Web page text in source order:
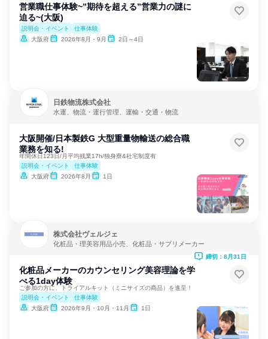
営業職仕事体験~”期待を超える”営業力の謎に
迫る~(大阪)
説明会・イベント
仕事体験
大阪府
2026年8月・9月 2日～4日
日鉄物流株式会社
水運、物流・運行管理、運輸・交通・物流
大阪開催/日本製鉄G 大型重量物輸送の総合職
業務を知る!
年間休日123日/月平均残業17h/独身寮&社宅制度有
説明会・イベント
仕事体験
大阪府
2026年8月 1日
株式会社ヴェルジェ
化粧品・理美容用品小売、化粧品・サプリメーカー
化粧品メーカーのカウンセリング美容理論を学
べる1day体験
ご参加の方に、トライアルキット（ミニサイズの商品）を進呈！
説明会・イベント
仕事体験
大阪府
2026年9月・10月・11月 1日
締切：8月31日